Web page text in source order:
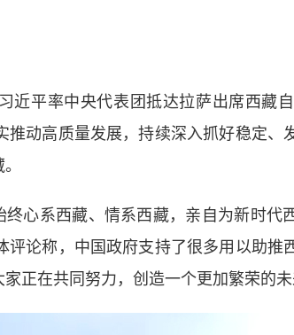
平率中央代表团抵达拉萨出席西藏
动高质量发展，持续深入抓好稳定、
心系西藏、情系西藏，亲自为新时代
论称，中国政府支持了很多用以助推
正在共同努力，创造一个更加繁荣的未